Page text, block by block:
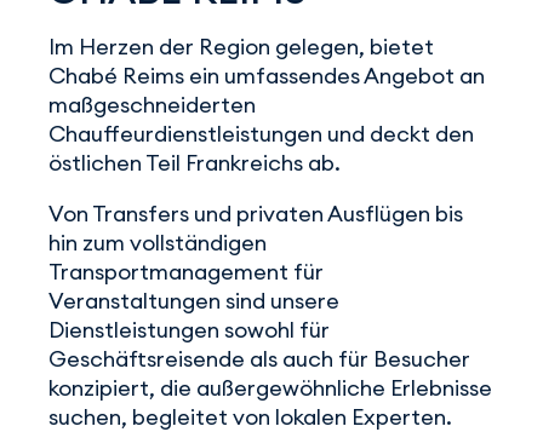
Im Herzen der Region gelegen, bietet
Chabé Reims ein umfassendes Angebot an
maßgeschneiderten
Chauffeurdienstleistungen und deckt den
östlichen Teil Frankreichs ab.
Von Transfers und privaten Ausflügen bis
hin zum vollständigen
Transportmanagement für
Veranstaltungen sind unsere
Dienstleistungen sowohl für
Geschäftsreisende als auch für Besucher
konzipiert, die außergewöhnliche Erlebnisse
suchen, begleitet von lokalen Experten.